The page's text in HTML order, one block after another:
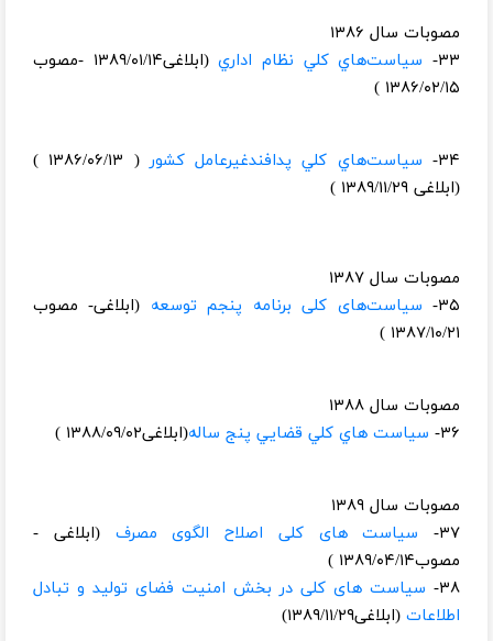
مصوبات سال ۱۳۸۶
۳۳- سياست‌هاي كلي نظام اداري
(ابلاغی۱۳۸۹/۰۱/۱۴ -مصوب
۱۳۸۶/۰۲/۱۵ )
۳۴- سياست‌هاي كلي پدافندغيرعامل كشور
( ۱۳۸۶/۰۶/۱۳ )
(ابلاغی ۱۳۸۹/۱۱/۲۹ )
مصوبات سال ۱۳۸۷
۳۵- سياست‌های كلی برنامه پنجم توسعه (ابلاغی- مصوب
۱۳۸۷/۱۰/۲۱ )
مصوبات سال ۱۳۸۸
۳۶- سياست هاي كلي قضايي پنج ساله(ابلاغی۱۳۸۸/۰۹/۰۲ )
مصوبات سال ۱۳۸۹
۳۷-
سیاست های کلی اصلاح الگوی مصرف (ابلاغی -
مصوب۱۳۸۹/۰۴/۱۴ )
۳۸-
سیاست های کلی در بخش امنیت فضای تولید و تبادل
اطلاعات (ابلاغی۱۳۸۹/۱۱/۲۹)